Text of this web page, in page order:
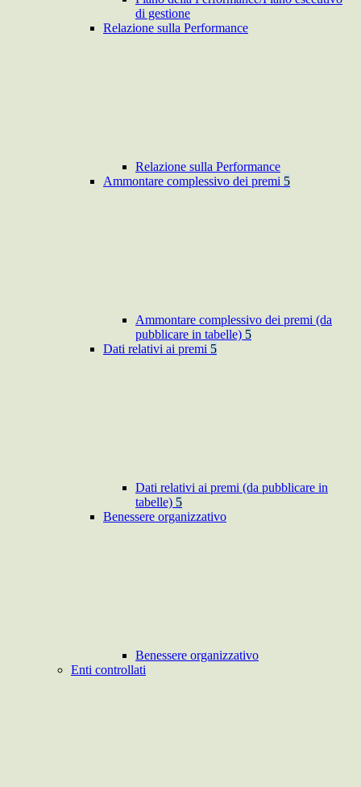
di gestione
Relazione sulla Performance
Relazione sulla Performance
Ammontare complessivo dei premi 5
Ammontare complessivo dei premi (da
pubblicare in tabelle) 5
Dati relativi ai premi 5
Dati relativi ai premi (da pubblicare in
tabelle) 5
Benessere organizzativo
Benessere organizzativo
Enti controllati